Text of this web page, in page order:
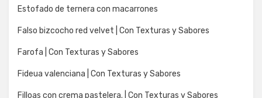
Estofado de ternera con macarrones
Falso bizcocho red velvet | Con Texturas y Sabores
Farofa | Con Texturas y Sabores
Fideua valenciana | Con Texturas y Sabores
Filloas con crema pastelera. | Con Texturas y Sabores